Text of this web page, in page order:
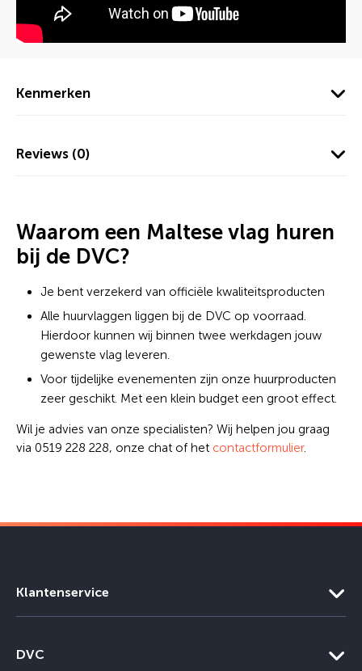
Kenmerken
Reviews (0)
Waarom een Maltese vlag huren
bij de DVC?
Je bent verzekerd van officiële kwaliteitsproducten
Alle huurvlaggen liggen bij de DVC op voorraad.
Hierdoor kunnen wij binnen twee werkdagen jouw
gewenste vlag leveren.
Voor tijdelijke evenementen zijn onze huurproducten
zeer geschikt. Met een klein budget een groot effect.
Wil je advies van onze specialisten? Wij helpen jou graag
via 0519 228 228, onze chat of het contactformulier.
Klantenservice
DVC